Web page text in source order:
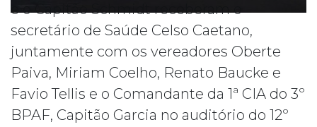
e o Capitão Schmidt receberam o
secretário de Saúde Celso Caetano,
juntamente com os vereadores Oberte
Paiva, Miriam Coelho, Renato Baucke e
Favio Tellis e o Comandante da 1ª CIA do 3º
BPAF, Capitão Garcia no auditório do 12º